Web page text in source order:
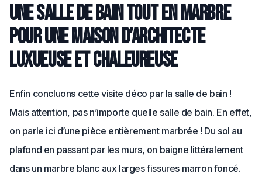
Une salle de bain tout en marbre
pour une maison d’architecte
luxueuse et chaleureuse
Enfin concluons cette visite déco par la salle de bain !
Mais attention, pas n’importe quelle salle de bain. En effet,
on parle ici d’une pièce entièrement marbrée ! Du sol au
plafond en passant par les murs, on baigne littéralement
dans un marbre blanc aux larges fissures marron foncé.